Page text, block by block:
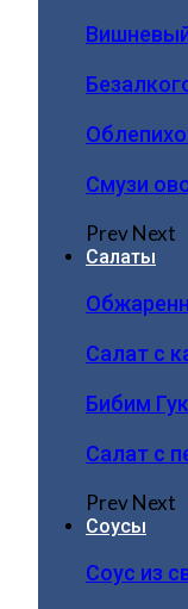
Смузи
PrevNext
Салаты
Салат с
Бибим
Салат с
PrevNext
Соусы
Соус из